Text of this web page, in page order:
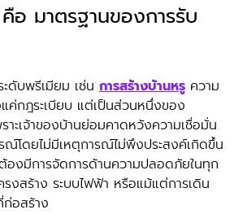
อ มาตรฐานของการรับ
ดับพรีเมียม เช่น การสร้างบ้านหรู ความ
ค่กฎระเบียบ แต่เป็นส่วนหนึ่งของ
าะเจ้าของบ้านย่อมคาดหวังความเชื่อมั่น
ณ์โดยไม่มีเหตุการณ์ไม่พึงประสงค์เกิดขึ้น
องมีการจัดการด้านความปลอดภัยในทุก
รงสร้าง ระบบไฟฟ้า หรือแม้แต่การเดิน
อสร้าง